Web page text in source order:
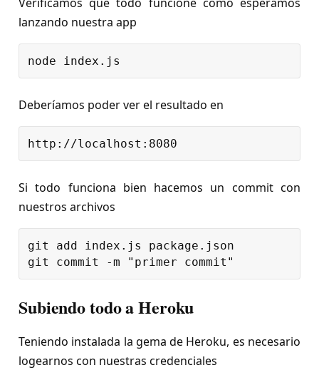
lanzando nuestra app
Deberíamos poder ver el resultado en
Si todo funciona bien hacemos un commit con
nuestros archivos
git add index.js package.json
Subiendo todo a Heroku
Teniendo instalada la gema de Heroku, es necesario
logearnos con nuestras credenciales